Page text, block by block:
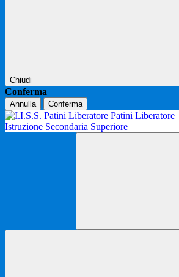
Chiudi
Conferma
Annulla Conferma
Patini Liberatore
Istruzione Secondaria Superiore